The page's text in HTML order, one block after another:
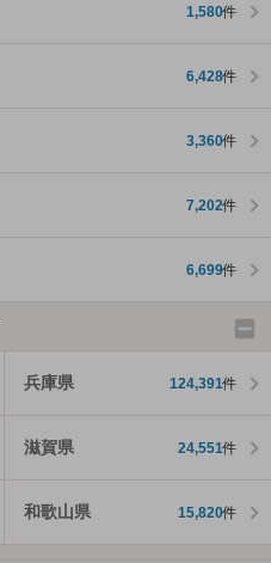
1,580件
6,428件
3,360件
7,202件
6,699件
兵庫県 124,391件
滋賀県 24,551件
和歌山県 15,820件